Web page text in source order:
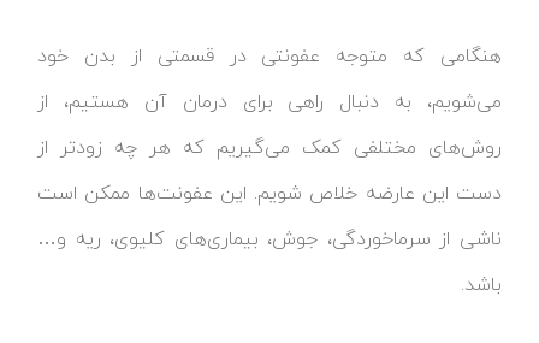
هنگامی که متوجه عفونتی در قسمتی از بدن خود
می‌شویم، به دنبال راهی برای درمان آن هستیم، از
روش‌های مختلفی کمک می‌گیریم که هر چه زودتر از
دست این عارضه خلاص شویم. این عفونت‌ها ممکن است
ناشی از سرماخوردگی، جوش، بیماری‌های کلیوی، ریه و…
باشد.